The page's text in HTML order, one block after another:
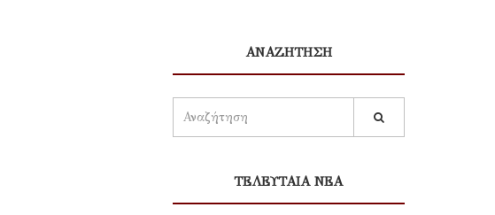
ΑΝΑΖΗΤΗΣΗ
ΤΕΛΕΥΤΑΙΑ ΝΕΑ